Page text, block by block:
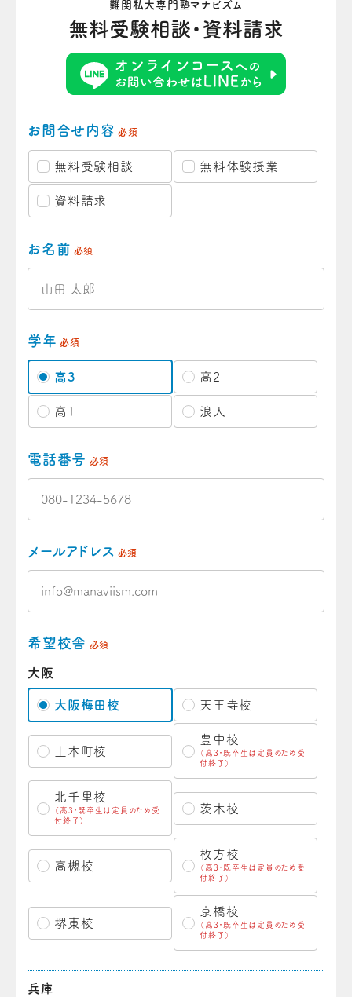
難関私大専門塾マナビズム
無料受験相談・資料請求
お問合せ内容 必須
無料受験相談 無料体験授業
資料請求
お名前 必須
学年 必須
高3 高2
高1 浪人
電話番号 必須
メールアドレス 必須
希望校舎 必須
大阪
大阪梅田校 天王寺校
上本町校
豊中校
（高3・既卒生は定員のため受
付終了）
北千里校
（高3・既卒生は定員のため受
付終了）
茨木校
高槻校
枚方校
（高3・既卒生は定員のため受
付終了）
堺東校
京橋校
（高3・既卒生は定員のため受
付終了）
兵庫